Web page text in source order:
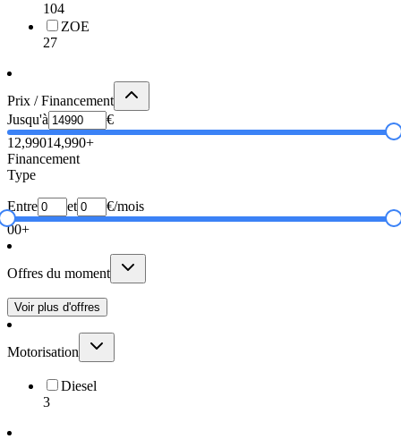
104
ZOE
27
Prix / Financement
Jusqu'à
€
12,99014,990+
Financement
Type
Entre et
€/mois
00+
Offres du moment
Voir plus d'offres
Motorisation
Diesel
3